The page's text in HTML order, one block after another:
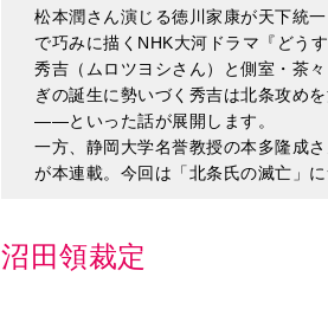
松本潤さん演じる徳川家康が天下統
で巧みに描くNHK大河ドラマ『どう
秀吉（ムロツヨシさん）と側室・茶
ぎの誕生に勢いづく秀吉は北条攻め
――といった話が展開します。
一方、静岡大学名誉教授の本多隆成
が本連載。今回は「北条氏の滅亡」
沼田領裁定